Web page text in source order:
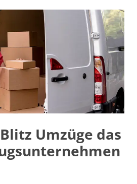
Umzüge das